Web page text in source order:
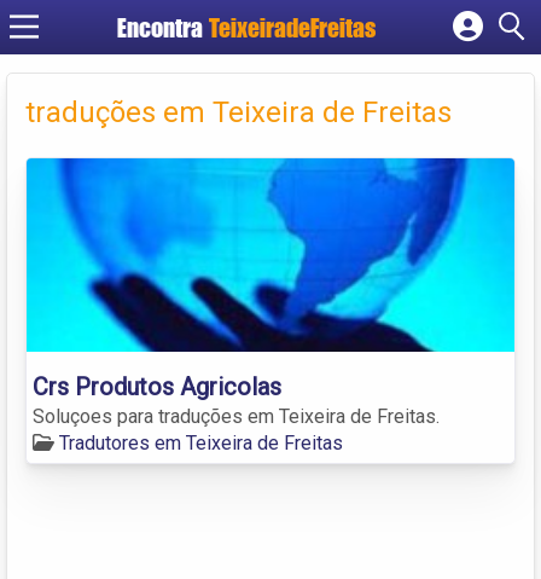
Encontra TeixeiradeFreitas
Cadastrar empresa
Criar conta
traduções em Teixeira de Freitas
Crs Produtos Agricolas
Soluçoes para traduções em Teixeira de Freitas.
Tradutores em Teixeira de Freitas